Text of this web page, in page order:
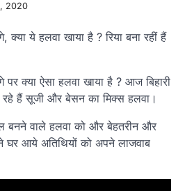
2020
ये हलवा खाया है ? रिया बना रहीं हैं
क्या ऐसा हलवा खाया है ? आज बिहारी
हैं सूजी और बेसन का मिक्स हलवा।
बनने वाले हलवा को और बेहतरीन और
घर आये अतिथियों को अपने लाजवाब